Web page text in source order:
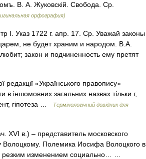
В. А. Жуковскій. Свобода. Ср.
орфография)
I. Указ 1722 г. апр. 17. Ср. Уважай законы
не будет храним и народом. В.А.
закон и подчиненность ему претят
«Українського правопису»
іншомовних загальних назвах тільки г,
гіпотеза …
Термінологічний довідник для
в.) – представитель московского
Полемика Иосифа Волоцкого в
резким изменением социально… …